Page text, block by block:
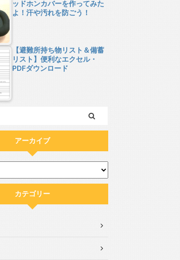
ッドホンカバーを作ってみた
よ！汗や汚れを防ごう！
【避難所持ち物リスト＆備蓄
リスト】便利なエクセル・
PDFダウンロード
アーカイブ
カテゴリー